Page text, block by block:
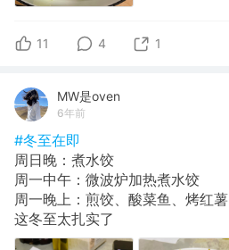
11 4 1
MW是oven
6年前
#冬至在即
周日晚：煮水饺
周一中午：微波炉加热煮水饺
周一晚上：煎饺、酸菜鱼、烤红薯
这冬至太扎实了